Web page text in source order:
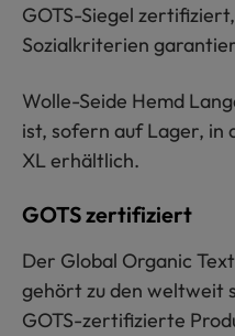
GOTS-Siegel
Sozialkriterien
Wolle-Seide Hemd
ist, sofern auf Lager, in
XL erhältlich.
GOTS zertifiziert
Der Global Organic
gehört zu den weltweit
GOTS-zertifizierte